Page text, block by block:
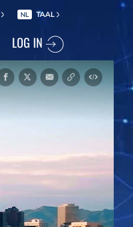
NL TAAL
LOG IN